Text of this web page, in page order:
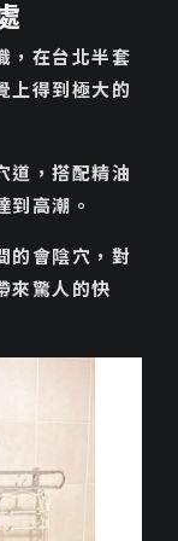
，在台北半套
上得到極大的
道，搭配精油
到高潮。
的會陰穴，對
來驚人的快